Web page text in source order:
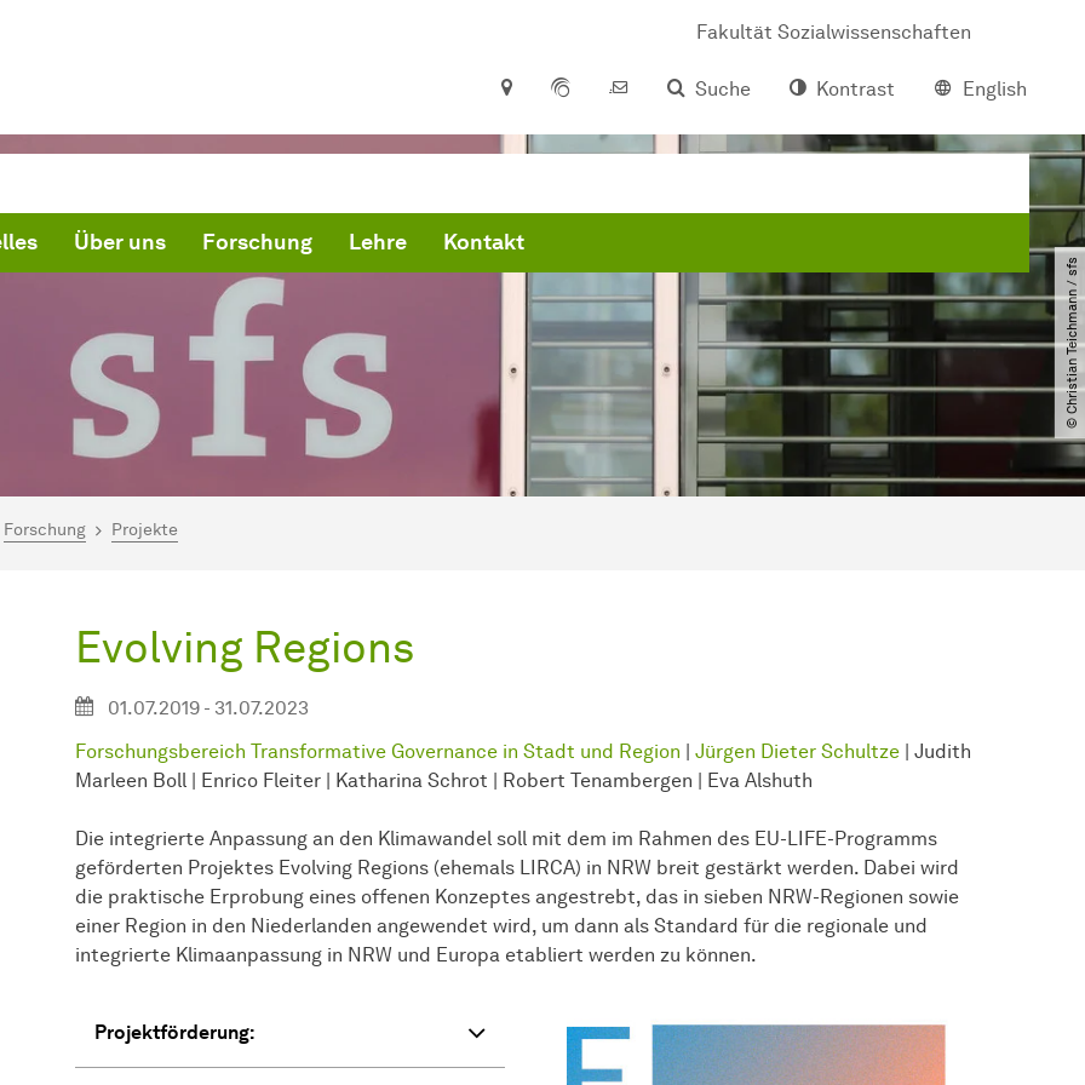
Fakultät Sozialwissenschaften
Suche
Kontrast English
Über uns Forschung Lehre Kontakt
© Christian Teichmann ​/​ sfs
hier:
Forschung Projekte
Evolving Regions
01.07.2019 - 31.07.2023
Forschungsbereich Transformative Governance in Stadt und Region | Jürgen Dieter Schultze | Judith
Marleen Boll | Enrico Fleiter | Katharina Schrot | Robert Tenam­bergen | Eva Alshuth
Die integrierte Anpassung an den Klimawandel soll mit dem im Rahmen des EU-LIFE-Programms
geförderten Projektes Evolving Regions (ehemals LIRCA) in NRW breit gestärkt werden. Dabei wird
die praktische Erprobung eines offenen Konzeptes angestrebt, das in sieben NRW-Regionen sowie
einer Region in den Niederlanden angewendet wird, um dann als Standard für die regionale und
integrierte Klimaanpassung in NRW und Europa etabliert werden zu können.
Projektförderung: